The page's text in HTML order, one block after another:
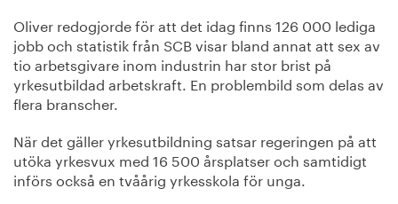
Oliver redogjorde för att det idag finns 126 000 lediga
jobb och statistik från SCB visar bland annat att sex av
tio arbetsgivare inom industrin har stor brist på
yrkesutbildad arbetskraft. En problembild som delas av
flera branscher.
När det gäller yrkesutbildning satsar regeringen på att
utöka yrkesvux med 16 500 årsplatser och samtidigt
införs också en tvåårig yrkesskola för unga.